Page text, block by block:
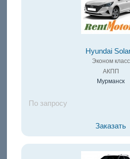
Hyundai
Эконом класс
АКПП
Мурманск
По запросу
Заказать